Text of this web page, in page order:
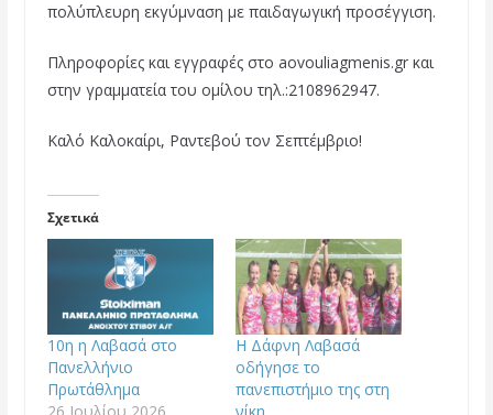
πολύπλευρη εκγύμναση με παιδαγωγική προσέγγιση.
Πληροφορίες και εγγραφές στο aovouliagmenis.gr και
στην γραμματεία του ομίλου τηλ.:2108962947.
Καλό Καλοκαίρι, Ραντεβού τον Σεπτέμβριο!
Σχετικά
10η η Λαβασά στο
Πανελλήνιο
Πρωτάθλημα
26 Ιουλίου 2026
Η Δάφνη Λαβασά
οδήγησε το
πανεπιστήμιο της στη
νίκη